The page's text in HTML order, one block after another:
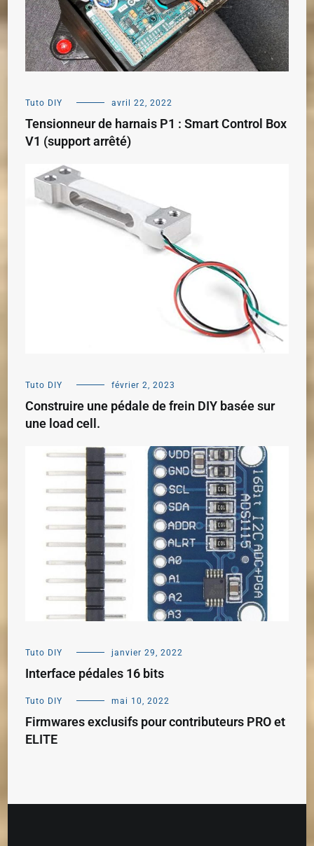
Tuto DIY avril 22, 2022
Tensionneur de harnais P1 : Smart Control Box
V1 (support arrêté)
Tuto DIY février 2, 2023
Construire une pédale de frein DIY basée sur
une load cell.
Tuto DIY janvier 29, 2022
Interface pédales 16 bits
Tuto DIY mai 10, 2022
Firmwares exclusifs pour contributeurs PRO et
ELITE